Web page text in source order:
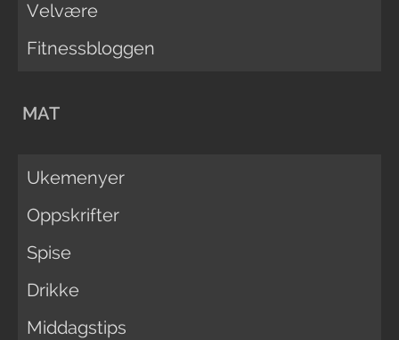
Velvære
Fitnessbloggen
MAT
Ukemenyer
Oppskrifter
Spise
Drikke
Middagstips